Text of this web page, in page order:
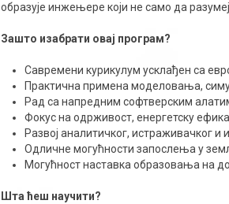
образује инжењере који не само да
Зашто изабрати овај програм?
Савремени курикулум усклађен са
Практична примена моделовања,
Рад са напредним софтверским
Фокус на одрживост, енергетску
Развој аналитичког,
Одличне могућности запослења у
Могућност наставка образовања на
Шта ћеш научити?